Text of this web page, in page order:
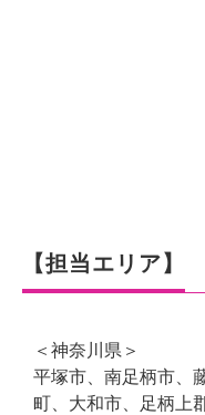
【担当エリア】
＜神奈川県＞
平塚市、南足柄市、
町、大和市、足柄上
「カ
夏季休業に伴い
期間：2026
2026